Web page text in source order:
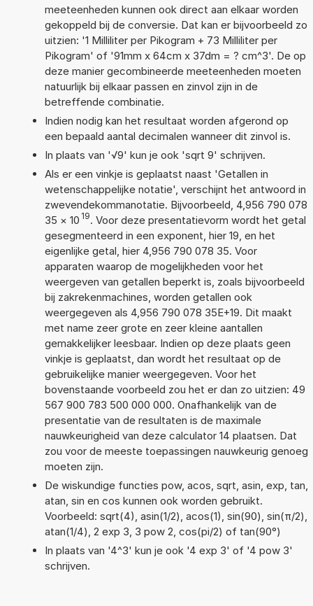
meeteenheden kunnen ook direct aan elkaar worden
gekoppeld bij de conversie. Dat kan er bijvoorbeeld zo
uitzien: '1 Milliliter per Pikogram + 73 Milliliter per
Pikogram' of '91mm x 64cm x 37dm = ? cm^3'. De op
deze manier gecombineerde meeteenheden moeten
natuurlijk bij elkaar passen en zinvol zijn in de
betreffende combinatie.
Indien nodig kan het resultaat worden afgerond op
een bepaald aantal decimalen wanneer dit zinvol is.
In plaats van '√9' kun je ook 'sqrt 9' schrijven.
Als er een vinkje is geplaatst naast 'Getallen in
wetenschappelijke notatie', verschijnt het antwoord in
zwevendekommanotatie. Bijvoorbeeld, 4,956 790 078
35 × 10 19. Voor deze presentatievorm wordt het getal
gesegmenteerd in een exponent, hier 19, en het
eigenlijke getal, hier 4,956 790 078 35. Voor
apparaten waarop de mogelijkheden voor het
weergeven van getallen beperkt is, zoals bijvoorbeeld
bij zakrekenmachines, worden getallen ook
weergegeven als 4,956 790 078 35E+19. Dit maakt
met name zeer grote en zeer kleine aantallen
gemakkelijker leesbaar. Indien op deze plaats geen
vinkje is geplaatst, dan wordt het resultaat op de
gebruikelijke manier weergegeven. Voor het
bovenstaande voorbeeld zou het er dan zo uitzien: 49
567 900 783 500 000 000. Onafhankelijk van de
presentatie van de resultaten is de maximale
nauwkeurigheid van deze calculator 14 plaatsen. Dat
zou voor de meeste toepassingen nauwkeurig genoeg
moeten zijn.
De wiskundige functies pow, acos, sqrt, asin, exp, tan,
atan, sin en cos kunnen ook worden gebruikt.
Voorbeeld: sqrt(4), asin(1/2), acos(1), sin(90), sin(π/2),
atan(1/4), 2 exp 3, 3 pow 2, cos(pi/2) of tan(90°)
In plaats van '4^3' kun je ook '4 exp 3' of '4 pow 3'
schrijven.